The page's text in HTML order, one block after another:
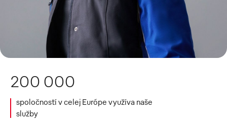
200 000
spoločností v celej Európe využíva naše
služby